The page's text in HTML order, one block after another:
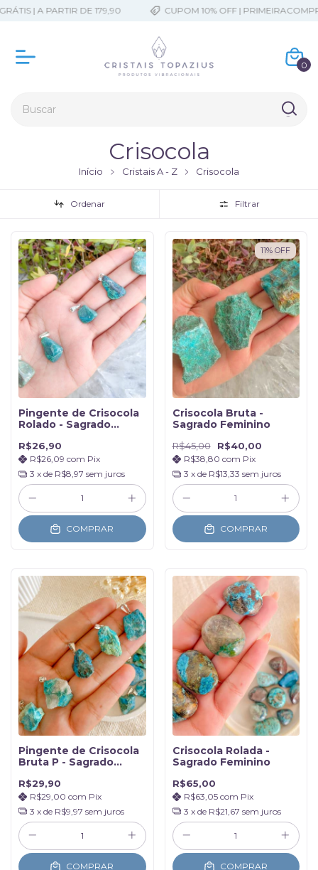
| A PARTIR DE 179,90 CUPOM 10% OFF | PRIMEIRACOMPRA
0
Crisocola
Início Cristais A - Z Crisocola
Ordenar Filtrar
Pingente de Crisocola
Rolado - Sagrado
R$26,90
R$26,09 com Pix
3 x de R$8,97 sem juros
COMPRAR
11% OFF
Crisocola Bruta -
Sagrado Feminino
R$45,00 R$40,00
R$38,80 com Pix
3 x de R$13,33 sem juros
COMPRAR
Pingente de Crisocola
Bruta P - Sagrado
R$29,90
R$29,00 com Pix
3 x de R$9,97 sem juros
COMPRAR
Crisocola Rolada -
Sagrado Feminino
R$65,00
R$63,05 com Pix
3 x de R$21,67 sem juros
COMPRAR